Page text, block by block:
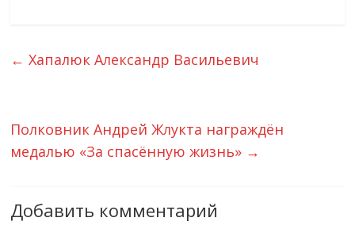
← Хапалюк Александр Васильевич
Полковник Андрей Жлукта награждён
медалью «За спасённую жизнь» →
Добавить комментарий